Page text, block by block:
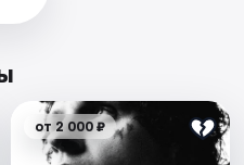
от 2 000 ₽